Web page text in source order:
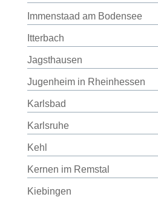
Immenstaad am Bodensee
Itterbach
Jagsthausen
Jugenheim in Rheinhessen
Karlsbad
Karlsruhe
Kehl
Kernen im Remstal
Kiebingen